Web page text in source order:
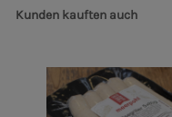
Kunden kauften auch